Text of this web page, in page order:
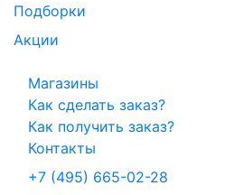
Подборки
Акции
Магазины
Как сделать заказ?
Как получить заказ?
Контакты
+7 (495) 665-02-28